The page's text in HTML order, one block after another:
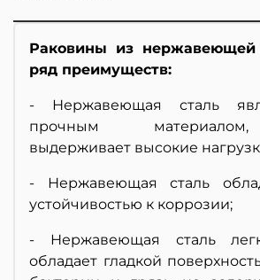
Раковины из нержавеющей
ряд преимуществ:
- Нержавеющая сталь
прочным
выдерживает высокие
- Нержавеющая сталь
устойчивостью к коррозии;
- Нержавеющая сталь
обладает гладкой